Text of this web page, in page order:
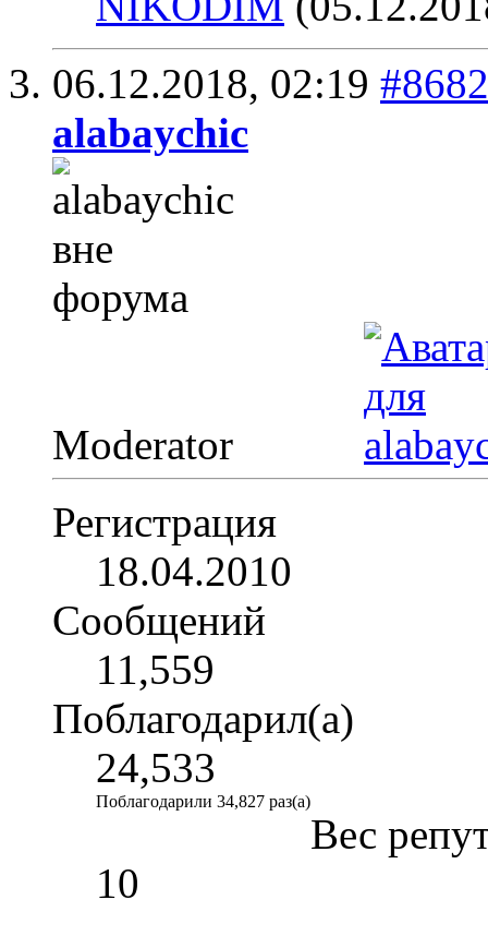
06.12.2018, 02:19 #8682
alabaychic
Moderator
Регистрация
18.04.2010
Сообщений
11,559
Поблагодарил(а)
24,533
Поблагодарили 34,827 раз(а)
Вес
10